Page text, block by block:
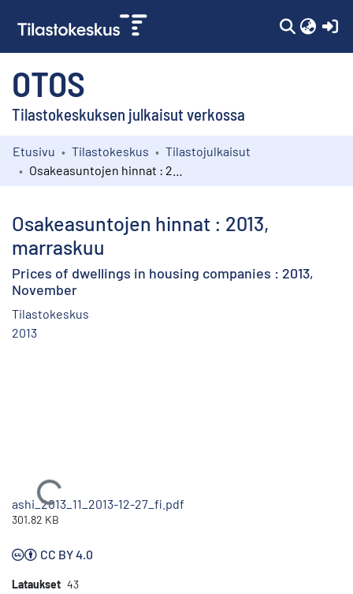
OTOS
Tilastokeskuksen julkaisut verkossa
Kokoelmat
Etusivu Tilastokeskus
Tilastojulkaisut
Osakeasuntojen hinnat : 2013,
marraskuu
Prices of dwellings in housing companies : 2013,
November
Tilastokeskus
2013
Ladataan...
ashi_2013_11_2013-12-27_fi.pdf
301.82 KB
CC BY 4.0
Lataukset 43